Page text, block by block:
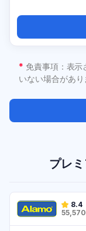
* 免責事項：表示
いない場合があり
プレ
8.4
55,570